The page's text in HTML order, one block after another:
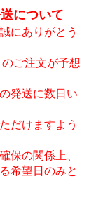
について
にありがとう
ご注文が予想
発送に数日い
だけますよう
保の関係上、
希望日のみと